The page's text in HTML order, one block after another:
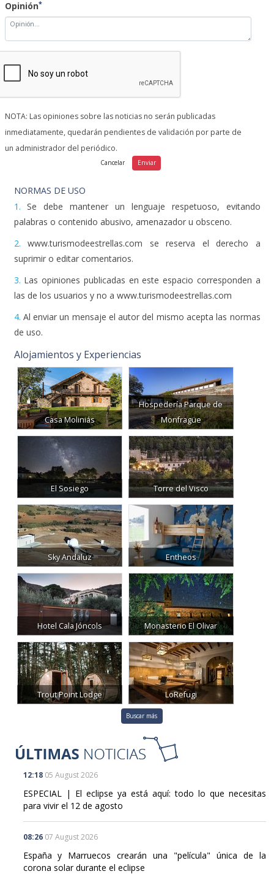
Opinión*
NOTA: Las opiniones sobre las noticias no serán publicadas
inmediatamente, quedarán pendientes de validación por parte de
un administrador del periódico.
NORMAS DE USO
1. Se debe mantener un lenguaje respetuoso, evitando
palabras o contenido abusivo, amenazador u obsceno.
2. www.turismodeestrellas.com se reserva el derecho a
suprimir o editar comentarios.
3. Las opiniones publicadas en este espacio corresponden a
las de los usuarios y no a www.turismodeestrellas.com
4. Al enviar un mensaje el autor del mismo acepta las normas
de uso.
Alojamientos y Experiencias
Casa Moliniás
Hospedería Parque de
Monfragüe
El Sosiego Torre del Visco
Sky Andaluz Entheos
Hotel Cala Jóncols Monasterio El Olivar
Trout Point Lodge LoRefugi
Buscar más
12:18 05 August 2026
ESPECIAL | El eclipse ya está aquí: todo lo que necesitas
para vivir el 12 de agosto
08:26 07 August 2026
España y Marruecos crearán una "película" única de la
corona solar durante el eclipse